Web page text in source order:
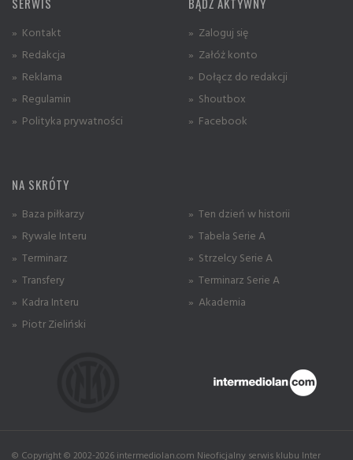
» Kontakt
» Redakcja
» Reklama
» Regulamin
» Polityka prywatności
» Zaloguj się
» Załóż konto
» Dołącz do redakcji
» Shoutbox
» Facebook
NA SKRÓTY
» Baza piłkarzy
» Rywale Interu
» Terminarz
» Transfery
» Kadra Interu
» Piotr Zieliński
» Ten dzień w historii
» Tabela Serie A
» Strzelcy Serie A
» Terminarz Serie A
» Akademia
© Copyright © 2002-2026 intermediolan.com Nieoficjalny serwis klubu Inter